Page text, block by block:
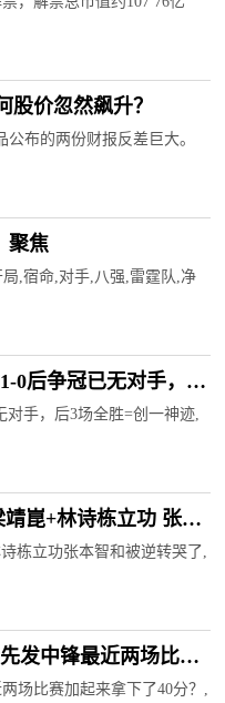
股价忽然飙升？
布的两份财报反差巨大。
聚焦
,宿命,对手,八强,雷霆队,净
0后争冠已无对手，后
对手，后3场全胜=创一神迹,
崑+林诗栋立功 张本
栋立功张本智和被逆转哭了,
发中锋最近两场比赛
场比赛加起来拿下了40分？,